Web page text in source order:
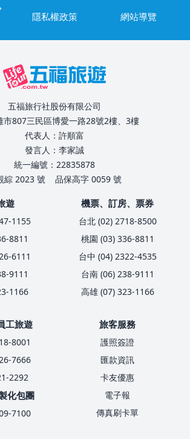
隱私權政策 網站導覽
五福旅行社股份有限公司
市807三民區博愛一路28號2樓、3樓
代表人：許順富
發言人：李家誠
統一編號：22835878
綜 2023 號
品保高字 0059 號
遊
1155
8811
6111
9111
1166
機票、訂房、票券
台北 (02) 2718-8500
桃園 (03) 336-8811
台中 (04) 2322-4535
台南 (06) 238-9111
高雄 (07) 323-1166
工旅遊
8001
7666
2292
化包團
7100
旅客服務
護照簽證
匯款資訊
卡友優惠
電子報
傳真刷卡單